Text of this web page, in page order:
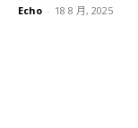
Echo - 18 8 月, 2025